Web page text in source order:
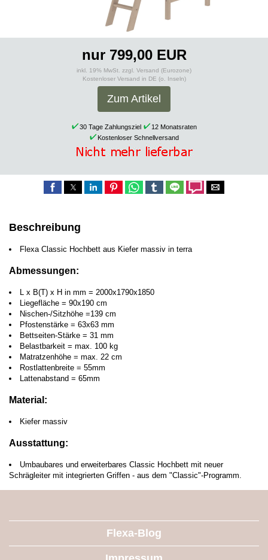
nur 799,00 EUR
inkl. 19% MwSt. zzgl. Versand (Eurozone)
Kostenloser Versand in DE (o. Inseln)
Zum Artikel
30 Tage Zahlungsziel
12 Monatsraten
Kostenloser Schnellversand
Beschreibung
Flexa Classic Hochbett aus Kiefer massiv in terra
Abmessungen:
L x B(T) x H in mm = 2000x1790x1850
Liegefläche = 90x190 cm
Nischen-/Sitzhöhe =139 cm
Pfostenstärke = 63x63 mm
Bettseiten-Stärke = 31 mm
Belastbarkeit = max. 100 kg
Matratzenhöhe = max. 22 cm
Rostlattenbreite = 55mm
Lattenabstand = 65mm
Material:
Kiefer massiv
Ausstattung:
Umbaubares und erweiterbares Classic Hochbett mit neuer
Schrägleiter mit integrierten Griffen - aus dem "Classic"-Programm.
Flexa-Blog